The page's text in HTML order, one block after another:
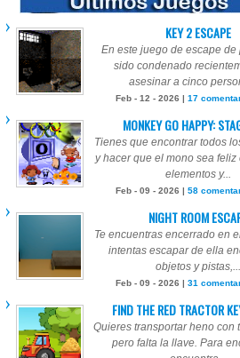
KEY 2 ESCAPE
En este juego de escape de
sido condenado
asesinar a cinco
Feb - 12 - 2026 | 17
MONKEY GO HAPPY:
Tienes que encontrar todos
y hacer que el mono sea
elementos y...
Feb - 09 - 2026 | 58
NIGHT ROOM
Te encuentras encerrado en
intentas escapar de ella
objetos y pistas,...
Feb - 09 - 2026 | 31
FIND THE RED TRACTOR
Quieres transportar heno con
pero falta la llave. Para